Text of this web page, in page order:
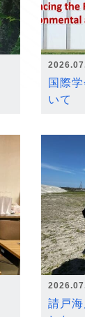
国際
いて
請戸